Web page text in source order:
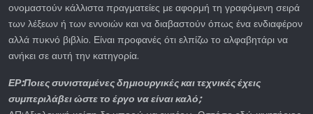
ονομαστούν κάλλιστα πραγματείες με αφορμή τη γραφόμενη σειρά
των λέξεων ή των εννοιών και να διαβαστούν όπως ένα ενδιαφέρον
αλλά πυκνό βιβλίο. Είναι προφανές ότι ελπίζω το αλφαβητάρι να
ανήκει σε αυτή την κατηγορία.
ΕΡ:Ποιες συνισταμένες δημιουργικές και τεχνικές έχεις
συμπεριλάβει ώστε το έργο να είναι καλό;